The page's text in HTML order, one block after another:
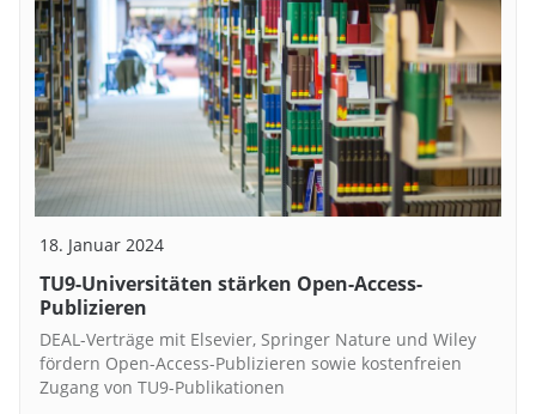
18. Januar 2024
TU9-Universitäten stärken Open-Access-
Publizieren
DEAL-Verträge mit Elsevier, Springer Nature und Wiley
fördern Open-Access-Publizieren sowie kostenfreien
Zugang von TU9-Publikationen